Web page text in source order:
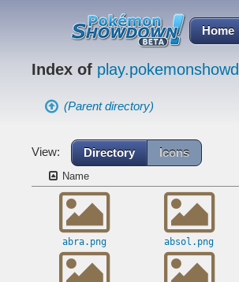
Home
Index of
(Parent directory)
View: Directory Icons
Name
abra.png absol.png